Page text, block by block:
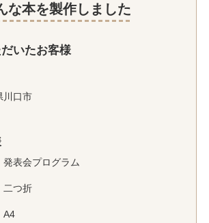
な本を製作しました
いたお客様
川口市
発表会プログラム
二つ折
A4